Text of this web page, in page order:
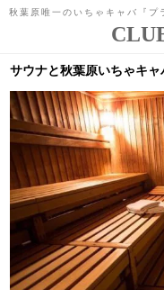
秋葉原唯一のいちゃキャバ『プ
サウナと秋葉原いちゃキャ